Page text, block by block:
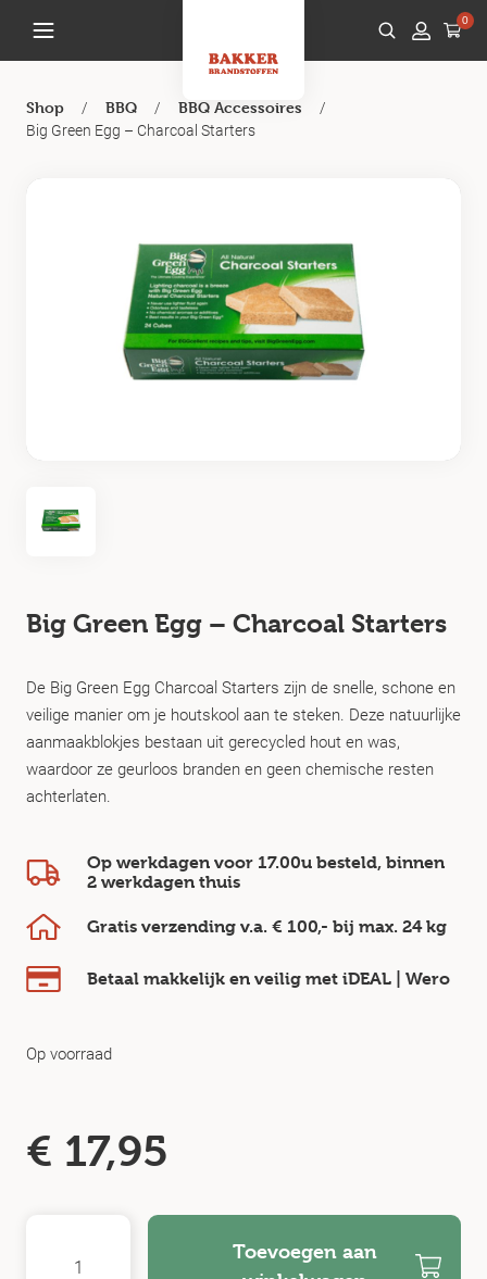
0
Shop / BBQ / BBQ Accessoires
/
Big Green Egg – Charcoal Starters
Big Green Egg – Charcoal Starters
De Big Green Egg Charcoal Starters zijn de snelle, schone en
veilige manier om je houtskool aan te steken. Deze natuurlijke
aanmaakblokjes bestaan uit gerecycled hout en was,
waardoor ze geurloos branden en geen chemische resten
achterlaten.
Op werkdagen voor 17.00u besteld, binnen
2 werkdagen thuis
Gratis verzending v.a. € 100,- bij max. 24 kg
Betaal makkelijk en veilig met iDEAL | Wero
Op voorraad
€ 17,95
Toevoegen aan